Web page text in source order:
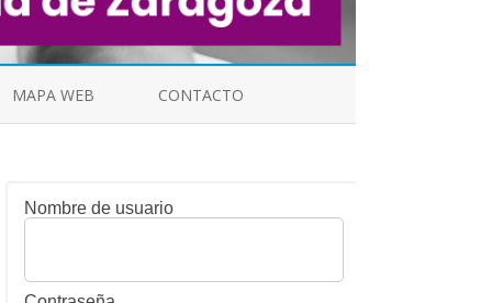
MAPA WEB CONTACTO
Nombre de usuario